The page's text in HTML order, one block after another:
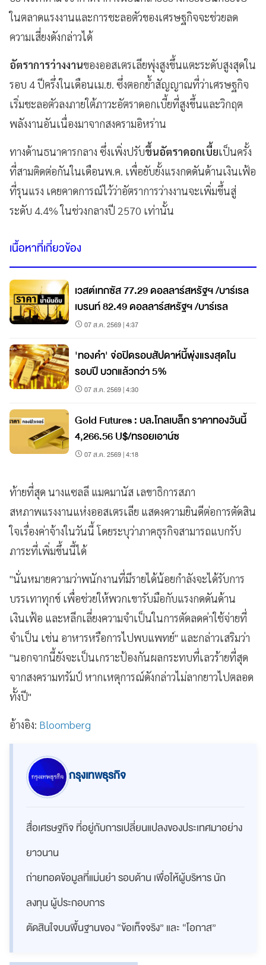
ในตลาดแรงงานและการชะลอตัวของเศรษฐกิจจะช่วยลด
ความเสี่ยงดังกล่าวได้
อัตราการว่างงานของออสเตรเลียพุ่งสูงขึ้นแตะระดับสูงสุดใน
รอบ 4 ปีครึ่งในเดือนเม.ย. ซึ่งตอกย้ำสัญญาณที่ว่าเศรษฐกิจ
เริ่มชะลอตัวลงภายใต้ภาวะอัตราดอกเบี้ยที่สูงขึ้นและวิกฤต
พลังงานอันเนื่องมาจากสงครามอิหร่าน
ทางด้านธนาคารกลาง ซึ่งเพิ่งปรับขึ้นอัตราดอกเบี้ยเป็นครั้ง
ที่สามติดต่อกันในเดือนพ.ค. เพื่อยับยั้งแรงกดดันด้านเงินเฟ้อ
ที่รุนแรง เคยคาดการณ์ไว้ว่าอัตราการว่างงานจะเพิ่มขึ้นสู่
ระดับ 4.4% ในช่วงกลางปี 2570 เท่านั้น
เนื้อหาที่เกี่ยวข้อง
เวสต์เทกซัส 77.29 ดอลลาร์สหรัฐฯ /บาร์เรล
เบรนท์ 82.49 ดอลลาร์สหรัฐฯ /บาร์เรล
07 ส.ค. 2569 | 4:37
'ทองคำ' จ่อปิดรอบสัปดาห์นี้พุ่งแรงสุดใน
รอบปี บวกแล้วกว่า 5%
07 ส.ค. 2569 | 4:30
Gold Futures : บล.โกลเบล็ก ราคาทองวันนี้
4,266.56 U$/ทรอยเอาน์ซ
07 ส.ค. 2569 | 4:18
ท้ายที่สุด นางแซลลี แมคมานัส เลขาธิการสภา
สหภาพแรงงานแห่งออสเตรเลีย แสดงความยินดีต่อการตัดสิน
ใจเรื่องค่าจ้างในวันนี้ โดยระบุว่าภาคธุรกิจสามารถแบกรับ
ภาระที่เพิ่มขึ้นนี้ได้
"นั่นหมายความว่าพนักงานที่มีรายได้น้อยกำลังจะได้รับการ
บรรเทาทุกข์ เพื่อช่วยให้พวกเขารับมือกับแรงกดดันด้าน
เงินเฟ้อ และหลีกเลี่ยงความจำเป็นในการตัดลดค่าใช้จ่ายที่
จำเป็น เช่น อาหารหรือการไปพบแพทย์" และกล่าวเสริมว่า
"นอกจากนี้ยังจะเป็นเกราะป้องกันผลกระทบที่เลวร้ายที่สุด
จากสงครามทรัมป์ หากเหตุการณ์ดังกล่าวไม่ลากยาวไปตลอด
ทั้งปี"
อ้างอิง: Bloomberg
กรุงเทพธุรกิจ
สื่อเศรษฐกิจ ที่อยู่กับการเปลี่ยนแปลงของประเทศมาอย่าง
ยาวนาน
ถ่ายทอดข้อมูลที่แม่นยำ รอบด้าน เพื่อให้ผู้บริหาร นัก
ลงทุน ผู้ประกอบการ
ตัดสินใจบนพื้นฐานของ “ข้อเท็จจริง” และ “โอกาส”